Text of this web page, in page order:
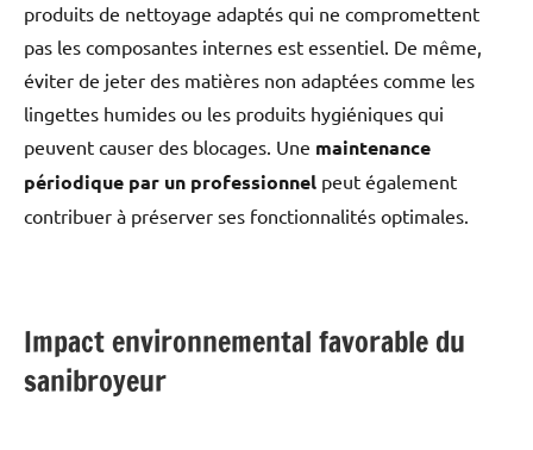
produits de nettoyage adaptés qui ne compromettent
pas les composantes internes est essentiel. De même,
éviter de jeter des matières non adaptées comme les
lingettes humides ou les produits hygiéniques qui
peuvent causer des blocages. Une maintenance
périodique par un professionnel peut également
contribuer à préserver ses fonctionnalités optimales.
Impact environnemental favorable du
sanibroyeur